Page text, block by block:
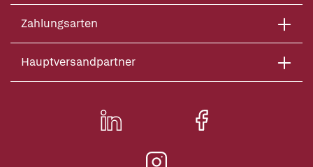
Zahlungsarten
Hauptversandpartner